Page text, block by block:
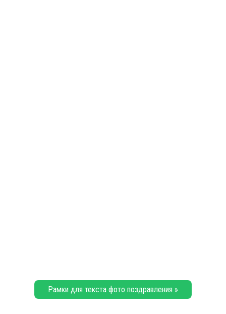
Рамки для текста фото поздравления »